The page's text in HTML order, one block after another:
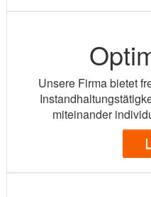
Unsere Firma bietet
miteinander